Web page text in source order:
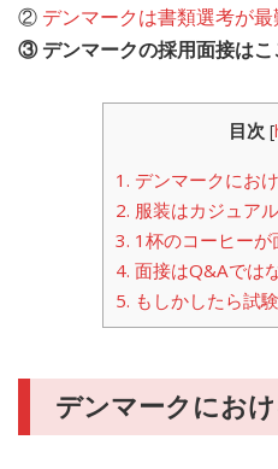
ABOUT US - サイトにつ
② デンマークは書類選考が最
③ デンマークの採用面接はこ
目次 [
1. デンマークにお
2. 服装はカジュア
3. 1杯のコーヒーが
4. 面接はQ&Aでは
5. もしかしたら試
デンマークにお